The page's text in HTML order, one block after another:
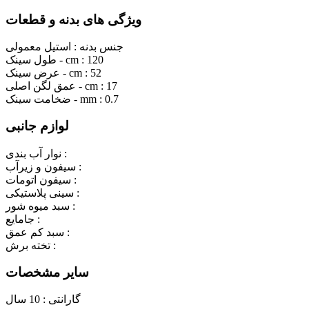
ویژگی های بدنه و قطعات
جنس بدنه : استیل معمولی
طول سینک - cm : 120
عرض سینک - cm : 52
عمق لگن اصلی - cm : 17
ضخامت سینک - mm : 0.7
لوازم جانبی
نوار آب بندی :
سیفون و زیرآب :
سیفون اتومات :
سینی پلاستیکی :
سبد میوه شور :
جامایع :
سبد کم عمق :
تخته برش :
سایر مشخصات
گارانتی : 10 سال